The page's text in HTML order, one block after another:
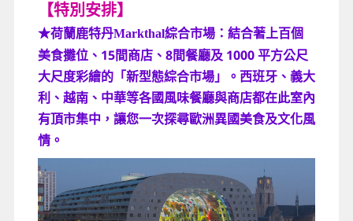
【特別安排】
★荷蘭鹿特丹Markthal綜合市場：結合著上百個
美食攤位、15間商店、8間餐廳及 1000 平方公尺
大尺度彩繪的「新型態綜合市場」。西班牙、義大
利、越南、中華等各國風味餐廳與商店都在此室內
有頂市集中，讓您一次探尋歐洲異國美食及文化風
情。